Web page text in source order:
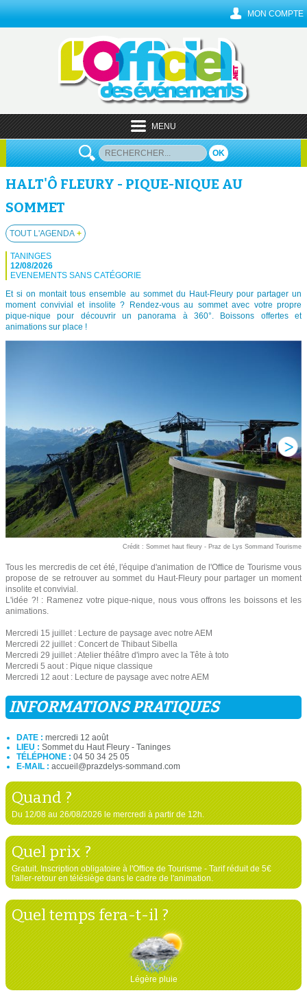
MON COMPTE
MENU
OK
HALT'Ô FLEURY - PIQUE-NIQUE AU
SOMMET
TOUT L'AGENDA +
TANINGES
12/08/2026
EVENEMENTS SANS CATÉGORIE
Et si on montait tous ensemble au sommet du Haut-Fleury pour partager un
moment convivial et insolite ? Rendez-vous au sommet avec votre propre
pique-nique pour découvrir un panorama à 360°. Boissons offertes et
animations sur place !
Crédit : Sommet haut fleury - Praz de Lys Sommand Tourisme
Tous les mercredis de cet été, l'équipe d'animation de l'Office de Tourisme vous
propose de se retrouver au sommet du Haut-Fleury pour partager un moment
insolite et convivial.
L'idée ?! : Ramenez votre pique-nique, nous vous offrons les boissons et les
animations.
Mercredi 15 juillet : Lecture de paysage avec notre AEM
Mercredi 22 juillet : Concert de Thibaut Sibella
Mercredi 29 juillet : Atelier théâtre d'impro avec la Tête à toto
Mercredi 5 aout : Pique nique classique
Mercredi 12 aout : Lecture de paysage avec notre AEM
INFORMATIONS PRATIQUES
DATE : mercredi 12 août
LIEU : Sommet du Haut Fleury - Taninges
TÉLÉPHONE : 04 50 34 25 05
E-MAIL : accueil@prazdelys-sommand.com
Quand ?
Du 12/08 au 26/08/2026 le mercredi à partir de 12h.
Quel prix ?
Gratuit. Inscription obligatoire à l'Office de Tourisme - Tarif réduit de 5€
l'aller-retour en télésiège dans le cadre de l'animation.
Quel temps fera-t-il ?
Légère pluie